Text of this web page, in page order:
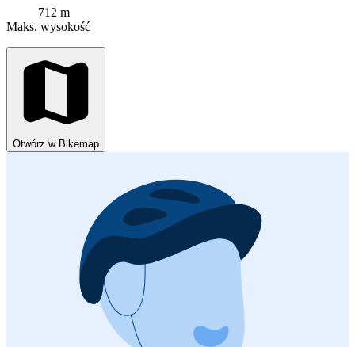
712 m
Maks. wysokość
Otwórz w Bikemap